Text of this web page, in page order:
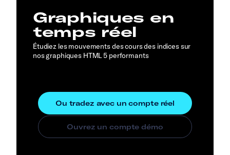
Graphiques en
temps réel
Étudiez les mouvements des cours des indices sur
nos graphiques HTML 5 performants